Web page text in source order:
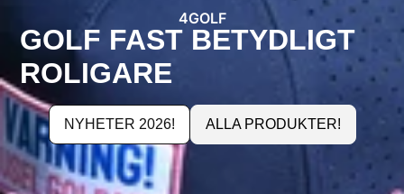
4GOLF
GOLF FAST BETYDLIGT
ROLIGARE
NYHETER 2026! ALLA PRODUKTER!